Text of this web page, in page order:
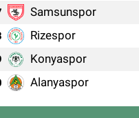
Samsunspor
Rizespor
Konyaspor
Alanyaspor